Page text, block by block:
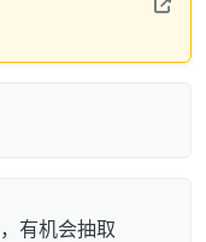
有机会抽取